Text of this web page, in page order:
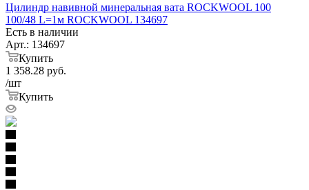
Цилиндр навивной минеральная вата ROCKWOOL 100
100/48 L=1м ROCKWOOL 134697
Есть в наличии
Арт.: 134697
Купить
1 358.28 руб.
/шт
Купить